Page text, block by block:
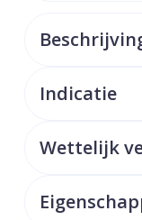
Indicatie
Wettelijk